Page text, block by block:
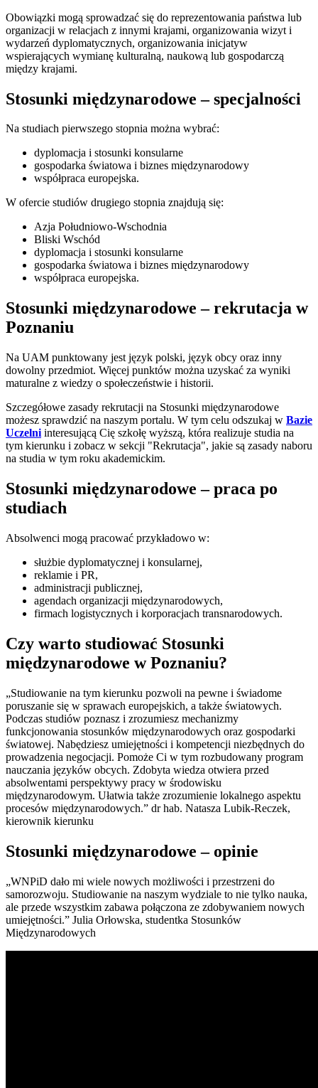
Obowiązki mogą sprowadzać się do reprezentowania państwa lub
organizacji w relacjach z innymi krajami, organizowania wizyt i
wydarzeń dyplomatycznych, organizowania inicjatyw
wspierających wymianę kulturalną, naukową lub gospodarczą
między krajami.
Stosunki międzynarodowe – specjalności
Na studiach pierwszego stopnia można wybrać:
dyplomacja i stosunki konsularne
gospodarka światowa i biznes międzynarodowy
współpraca europejska.
W ofercie studiów drugiego stopnia znajdują się:
Azja Południowo-Wschodnia
Bliski Wschód
dyplomacja i stosunki konsularne
gospodarka światowa i biznes międzynarodowy
współpraca europejska.
Stosunki międzynarodowe – rekrutacja w
Poznaniu
Na UAM punktowany jest język polski, język obcy oraz inny
dowolny przedmiot. Więcej punktów można uzyskać za wyniki
maturalne z wiedzy o społeczeństwie i historii.
Szczegółowe zasady rekrutacji na Stosunki międzynarodowe
możesz sprawdzić na naszym portalu. W tym celu odszukaj w Bazie
Uczelni interesującą Cię szkołę wyższą, która realizuje studia na
tym kierunku i zobacz w sekcji "Rekrutacja", jakie są zasady naboru
na studia w tym roku akademickim.
Stosunki międzynarodowe – praca po
studiach
Absolwenci mogą pracować przykładowo w:
służbie dyplomatycznej i konsularnej,
reklamie i PR,
administracji publicznej,
agendach organizacji międzynarodowych,
firmach logistycznych i korporacjach transnarodowych.
Czy warto studiować Stosunki
międzynarodowe w Poznaniu?
„Studiowanie na tym kierunku pozwoli na pewne i świadome
poruszanie się w sprawach europejskich, a także światowych.
Podczas studiów poznasz i zrozumiesz mechanizmy
funkcjonowania stosunków międzynarodowych oraz gospodarki
światowej. Nabędziesz umiejętności i kompetencji niezbędnych do
prowadzenia negocjacji. Pomoże Ci w tym rozbudowany program
nauczania języków obcych. Zdobyta wiedza otwiera przed
absolwentami perspektywy pracy w środowisku
międzynarodowym. Ułatwia także zrozumienie lokalnego aspektu
procesów międzynarodowych.” dr hab. Natasza Lubik-Reczek,
kierownik kierunku
Stosunki międzynarodowe – opinie
„WNPiD dało mi wiele nowych możliwości i przestrzeni do
samorozwoju. Studiowanie na naszym wydziale to nie tylko nauka,
ale przede wszystkim zabawa połączona ze zdobywaniem nowych
umiejętności.” Julia Orłowska, studentka Stosunków
Międzynarodowych